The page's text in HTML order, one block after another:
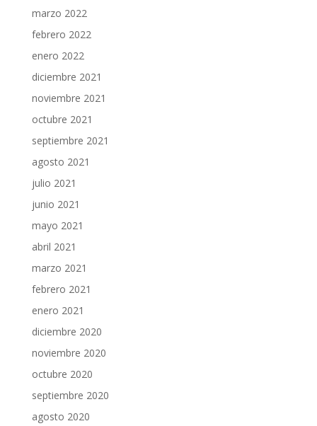
marzo 2022
febrero 2022
enero 2022
diciembre 2021
noviembre 2021
octubre 2021
septiembre 2021
agosto 2021
julio 2021
junio 2021
mayo 2021
abril 2021
marzo 2021
febrero 2021
enero 2021
diciembre 2020
noviembre 2020
octubre 2020
septiembre 2020
agosto 2020